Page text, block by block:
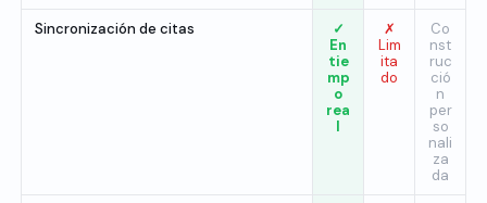
Sincronización de citas
✓
En
tie
mp
o
rea
l
✗
Lim
ita
do
Co
nst
ruc
ció
n
per
so
nali
za
da